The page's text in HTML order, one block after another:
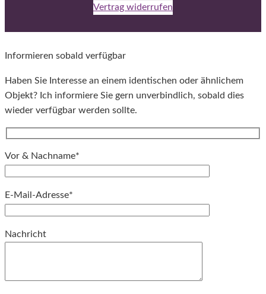
Vertrag widerrufen
Informieren sobald verfügbar
Haben Sie Interesse an einem identischen oder ähnlichem
Objekt? Ich informiere Sie gern unverbindlich, sobald dies
wieder verfügbar werden sollte.
Vor & Nachname*
E-Mail-Adresse*
Nachricht